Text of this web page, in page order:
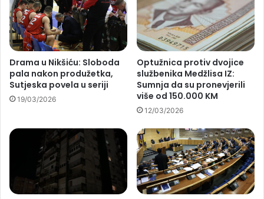
Drama u Nikšiću: Sloboda
pala nakon produžetka,
Sutjeska povela u seriji
19/03/2026
Optužnica protiv dvojice
službenika Medžlisa IZ:
Sumnja da su pronevjerili
više od 150.000 KM
12/03/2026